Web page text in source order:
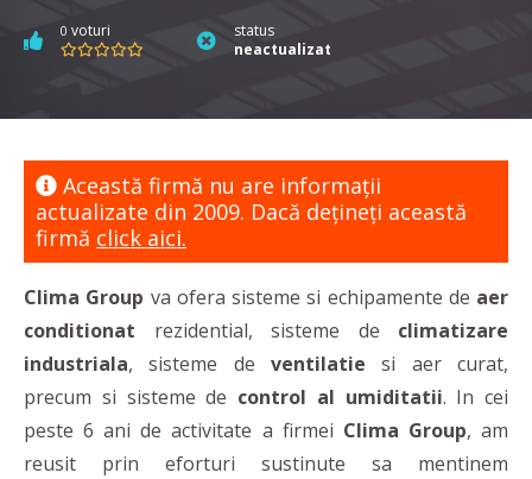
0 voturi
status
neactualizat
Această firmă nu are informaţii
actualizate din 2009. Dacă dețineți această
firmă click aici.
Clima Group va ofera sisteme si echipamente de aer
conditionat rezidential, sisteme de climatizare
industriala, sisteme de ventilatiesi aer curat,
precum si sisteme de control al umiditatii. In cei
peste 6 ani de activitate a firmei Clima Group, am
reusit prin eforturi sustinute sa mentinem